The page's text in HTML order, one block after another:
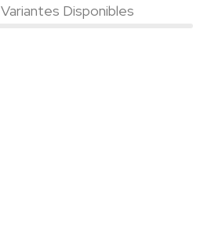
Variantes Disponibles